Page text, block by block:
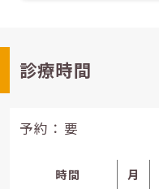
診療時間
予約：要
時間 月